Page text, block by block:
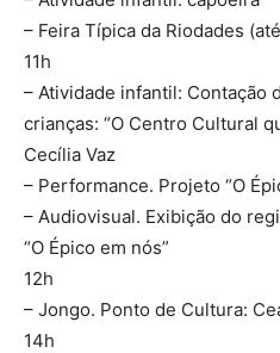
– Feira Típica da Riodades
11h
– Atividade infantil: Contação
crianças: “O Centro Cultural
Cecília Vaz
– Performance. Projeto “O
– Audiovisual. Exibição do
“O Épico em nós”
12h
– Jongo. Ponto de Cultura:
14h